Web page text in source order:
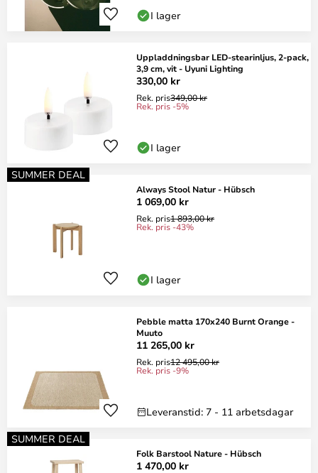
I lager
Uppladdningsbar LED-stearinljus, 2-pack,
3,9 cm, vit - Uyuni Lighting
330,00 kr
Rek. pris349,00 kr
Rek. pris -5%
I lager
SUMMER DEAL
Always Stool Natur - Hübsch
1 069,00 kr
Rek. pris1 893,00 kr
Rek. pris -43%
I lager
Pebble matta 170x240 Burnt Orange -
Muuto
11 265,00 kr
Rek. pris12 495,00 kr
Rek. pris -9%
Leveranstid: 7 - 11 arbetsdagar
SUMMER DEAL
Folk Barstool Nature - Hübsch
1 470,00 kr